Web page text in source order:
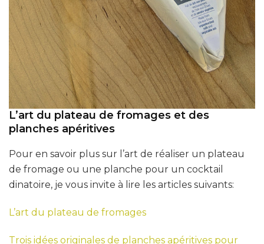
L’art du plateau de fromages et des
planches apéritives
Pour en savoir plus sur l’art de réaliser un plateau
de fromage ou une planche pour un cocktail
dinatoire, je vous invite à lire les articles suivants:
L’art du plateau de fromages
Trois idées originales de planches apéritives pour